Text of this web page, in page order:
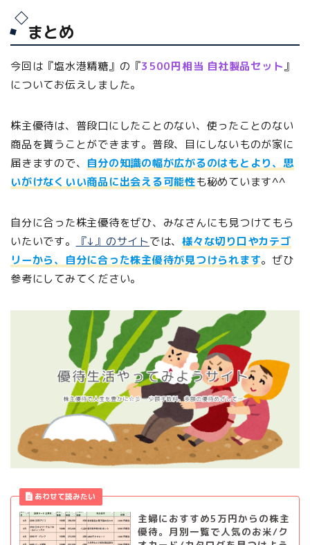
まとめ
今回は『塩水港精糖』の『3500円相当 自社製品セット』
についてお伝えしました。
株主優待は、普段口にしたことのない、使ったことのない
商品を貰うことができます。普段、目にしないものが家に
届きますので、 自分の知識の幅が広がるのはもとより、思
いがけなくいい商品に出会える可能性も秘めています^^
自分に合った株主優待をぜひ、みなさんにも見つけてもら
いたいです。
『↓』のサイトでは、様々な切り口やカテゴ
リーから、自分に合った株主優待が見つけられます。ぜひ
参考にしてみてください。
主婦におすすめ5万円からの株主
優待。月別一覧で人気のお米/ク